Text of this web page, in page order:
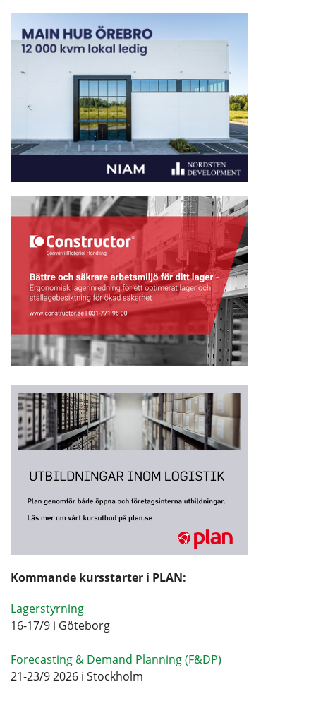
Kommande kursstarter i PLAN:
Lagerstyrning
16-17/9 i Göteborg
Forecasting & Demand Planning (F&DP)
21-23/9 2026 i Stockholm